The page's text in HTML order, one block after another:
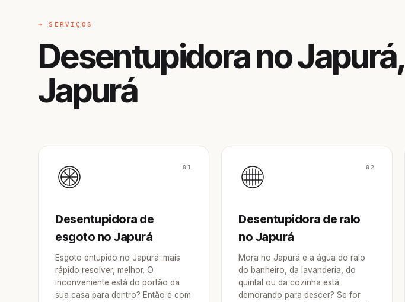
→ SERVIÇOS
Desentupidora no Japurá,
Japurá
01
Desentupidora de
esgoto no Japurá
Esgoto entupido no Japurá: mais
rápido resolver, melhor. O
inconveniente está do portão da
sua casa para dentro? Então é com
02
Desentupidora de ralo
no Japurá
Mora no Japurá e a água do ralo
do banheiro, da lavanderia, do
quintal ou da cozinha está
demorando para descer? Se for